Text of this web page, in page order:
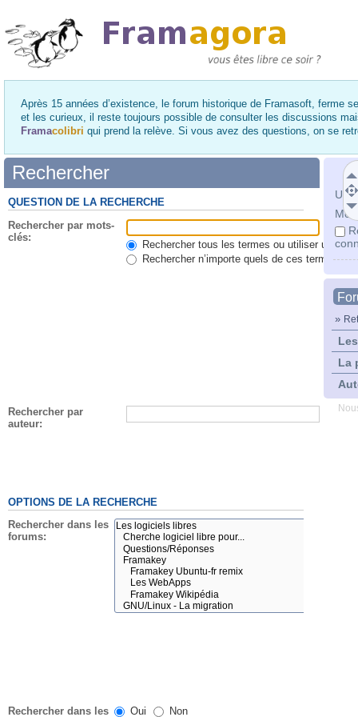
Après 15 années d’existence, le forum historique de Framasoft, ferme
et les curieux, il reste toujours possible de consulter les discussions
Framacolibri qui prend la relève. Si vous avez des questions, on se
Mot
»
La
Rechercher
QUESTION DE LA RECHERCHE
Rechercher par mots-
clés:
Rechercher tous les termes ou utiliser une
Rechercher n’importe quels de ces termes
Rechercher par
auteur:
OPTIONS DE LA RECHERCHE
Rechercher dans les
forums:
Rechercher dans les Oui Non